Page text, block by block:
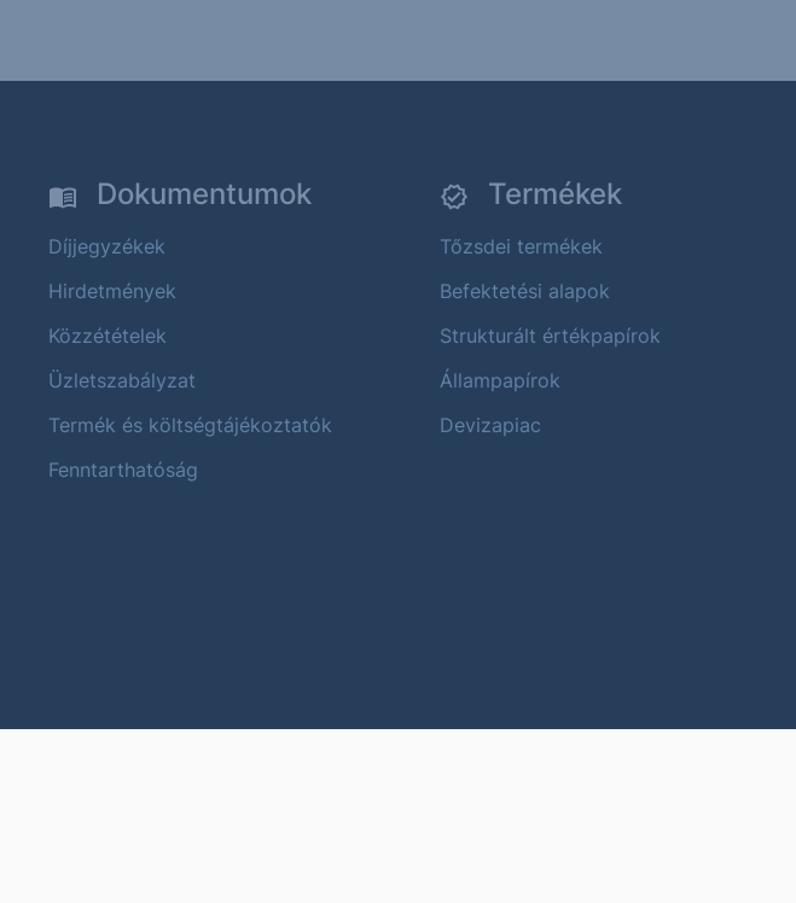
Dokumentumok
Díjjegyzékek
Hirdetmények
Közzétételek
Üzletszabályzat
Termék és költségtájékoztatók
Fenntarthatóság
Termékek
Tőzsdei termékek
Befektetési alapok
Strukturált értékpapírok
Állampapírok
Devizapiac